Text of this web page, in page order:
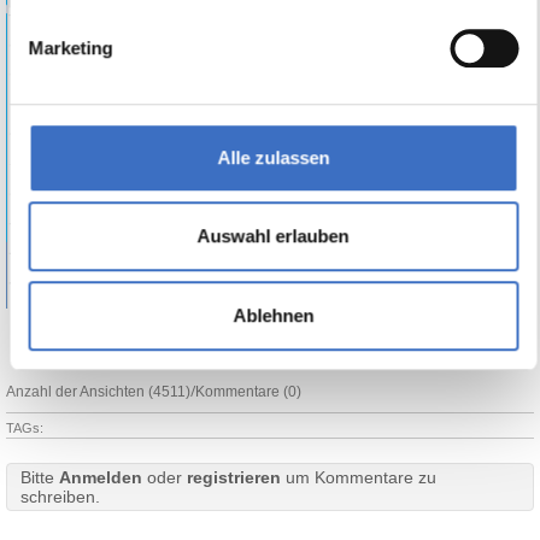
Marketing
Alle zulassen
Auswahl erlauben
Ablehnen
Anzahl der Ansichten (4511)/Kommentare (0)
TAGs:
Bitte Anmelden oder registrieren um Kommentare zu
schreiben.